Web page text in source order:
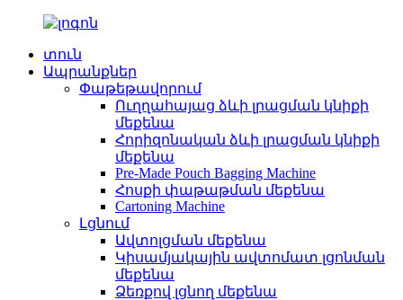
տուն
Ապրանքներ
Փաթեթավորում
Ուղղահայաց ձևի լրացման կնիքի
մեքենա
Հորիզոնական ձևի լրացման կնիքի
մեքենա
Pre-Made Pouch Bagging Machine
Հոսքի փաթաթման մեքենա
Cartoning Machine
Լցնում
Ավտոլցման մեքենա
Կիսամյակային ավտոմատ լցոնման
մեքենա
Ձեռքով լցնող մեքենա